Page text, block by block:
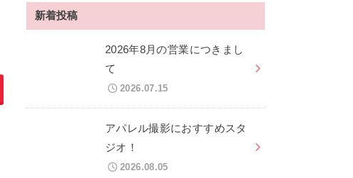
新着投稿
2026年8月の営業につきまし
て
2026.07.15
アパレル撮影におすすめスタ
ジオ！
2026.08.05